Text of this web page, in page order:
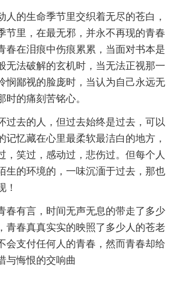
人的生命季节里交织着无尽的苍白，
节里，在最无邪，并永不再现的青春
春在泪痕中伤痕累累，当面对书本是
无法破解的玄机时，当无法正视那一
悯鄙视的脸庞时，当认为自己永远无
时的痛刻苦铭心。
过去的人，但过去始终是过去，可以
记忆藏在心里最柔软最洁白的地方，
，笑过，感动过，悲伤过。但每个人
生的环境的，一味沉湎于过去，那也
！
春有言，时间无声无息的带走了多少
青春真真实实的映照了多少人的苍老
会支付任何人的青春，然而青春却给
与悔恨的交响曲